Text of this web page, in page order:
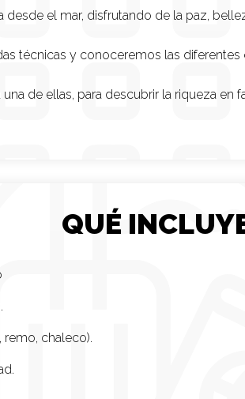
desde el mar, disfrutando de la paz,
técnicas y conoceremos las diferentes
de ellas, para descubrir la riqueza en
QUÉ
remo, chaleco).